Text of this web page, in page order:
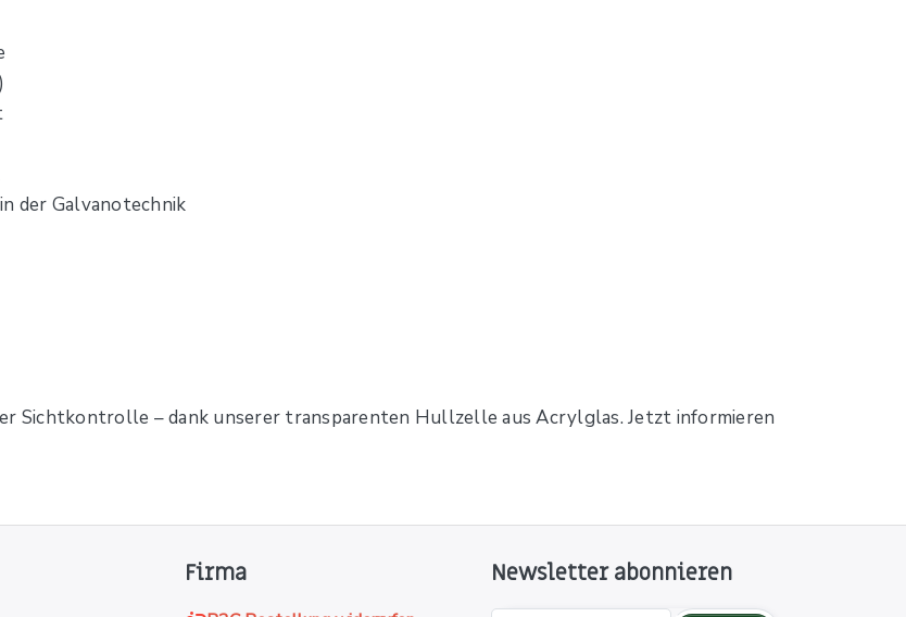
der Galvanotechnik
Sichtkontrolle – dank unserer transparenten Hullzelle aus Acrylglas. Jetzt informieren
Firma Newsletter abonnieren